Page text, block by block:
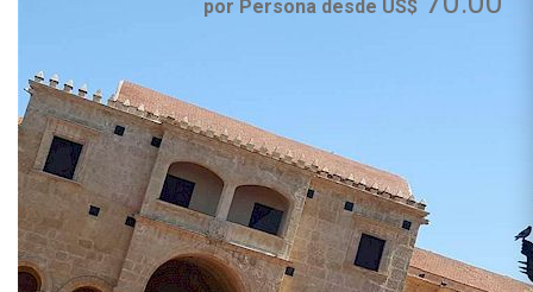
por Persona desde US$